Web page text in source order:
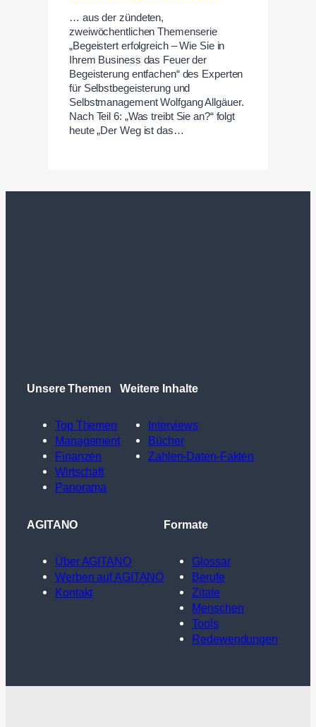
… aus der zündeten,
zweiwöchentlichen Themenserie
„Begeistert erfolgreich – Wie Sie in
Ihrem Business das Feuer der
Begeisterung entfachen“ des Experten
für Selbstbegeisterung und
Selbstmanagement Wolfgang Allgäuer.
Nach Teil 6: „Was treibt Sie an?“ folgt
heute „Der Weg ist das…
Unsere Themen
Top Themen
Management
Finanzen
Wirtschaft
Panorama
Weitere Inhalte
Interviews
Bücher
Zahlen-Daten-Fakten
AGITANO
Über AGITANO
Werben auf AGITANO
Kontakt
Formate
Glossar
Berufe
Zitate
Menschen
Tools
Redewendungen